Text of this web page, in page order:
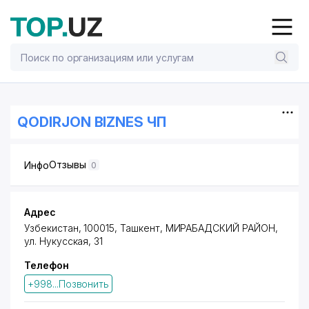
QODIRJON BIZNES ЧП
ИнфоОтзывы 0
Адрес
Узбекистан, 100015, Ташкент, МИРАБАДСКИЙ РАЙОН,
ул. Нукусская, 31
Телефон
+998...Позвонить